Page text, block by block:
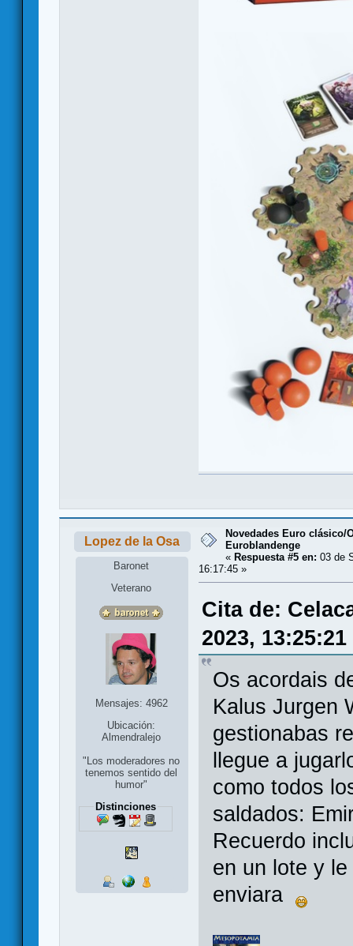
Lopez de la Osa
Baronet
Veterano
Mensajes: 4962
Ubicación:
Almendralejo
"Los moderadores no
tenemos sentido del
humor"
Distinciones
Novedades Euro clásico/
Euroblandenge
« Respuesta #5 en: 03 de
16:17:45 »
Cita de:
2023, 13:25:21
Os acordais
Kalus Jurgen
gestionabas
llegue a
como todos
saldados:
Recuerdo
en un lote y
enviara